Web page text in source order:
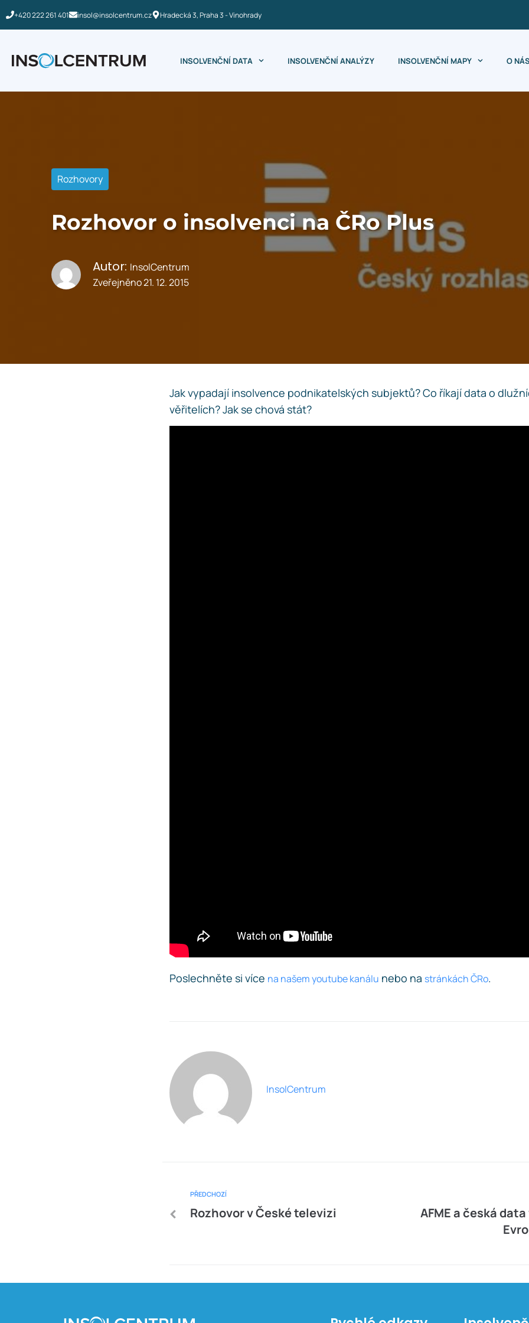
+420 222 261 401 insol@insolcentrum.cz Hradecká 3, Praha 3 - Vinohrady
INSOLVENČNÍ DATA INSOLVENČNÍ ANALÝZY INSOLVENČNÍ MAPY O NÁS
Rozhovory
Rozhovor o insolvenci na ČRo Plus
Autor: InsolCentrum
Zveřejněno21. 12. 2015
Jak vypadají insolvence podnikatelských subjektů? Co říkají data o
věřitelích? Jak se chová stát?
Poslechněte si více na našem youtube kanálu nebo na stránkách ČRo.
InsolCentrum
PŘEDCHOZÍ
Rozhovor v České televizi
AFME a česká